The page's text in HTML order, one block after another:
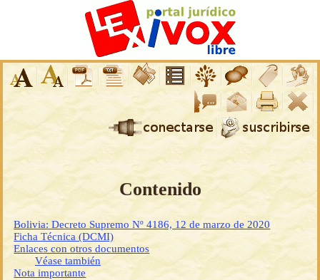
Contenido
Bolivia: Decreto Supremo Nº 4186, 12 de marzo de 2020
Ficha Técnica (DCMI)
Enlaces con otros documentos
Véase también
Nota importante